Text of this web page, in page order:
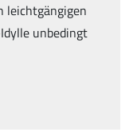
leichtgängigen
unbedingt